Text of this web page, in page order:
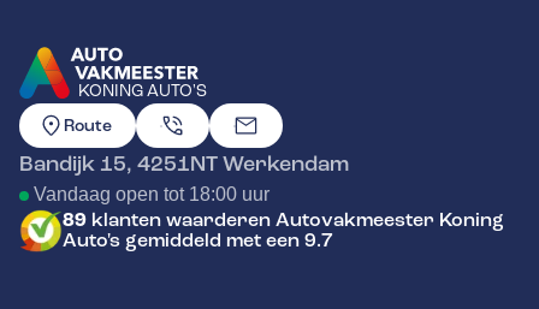
KONING AUTO'S
GA NAAR DE HOMEPAGINA
Route
Bandijk 15, 4251NTWerkendam
Vandaag open tot 18:00 uur
89 klanten waarderen Autovakmeester Koning
Auto's gemiddeld met een 9.7